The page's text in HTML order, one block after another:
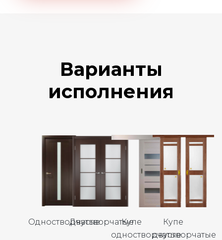
Варианты
исполнения
ОдностворчатыеДвустворчатые
Купе
одностворчатые
Купе
двустворчатые